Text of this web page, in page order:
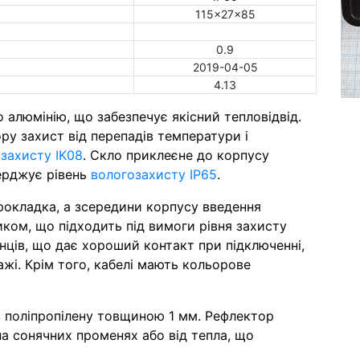
115x27x85
0.9
2019-04-05
4.13
що забезпечує якісний тепловідвід.
захист від перепадів температури і
IK08. Скло приклеєне до корпусу
рівень вологозахисту IP65.
а зсередини корпусу введення
що підходить під вимоги рівня захисту
що дає хороший контакт при підключенні,
Крім того, кабелі мають кольорове
товщиною 1 мм. Рефлектор
сонячних променях або від тепла, що